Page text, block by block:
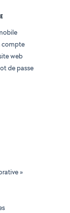
compte
web
de passe
»